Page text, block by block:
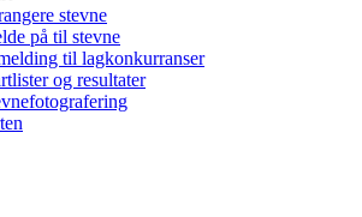
stevne
på til stevne
til lagkonkurranser
og resultater